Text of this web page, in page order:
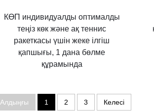
КӨП индивидуалды оптималды
теңіз көк және ақ теннис
ракеткасы үшін жеке ілгіш
қапшығы, 1 дана бөлме
құрамында
Алдыңғы 1 2 3 Келесі